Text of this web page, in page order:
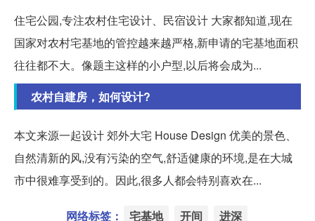
住宅公园,专注农村住宅设计、民宿设计 大家都知道,现在
国家对农村宅基地的管控越来越严格,新申请的宅基地面积
往往都不大。像题主这样的小户型,以后将会成为...
农村自建房，如何设计?
本文来源一起设计 郊外大宅 House Design 优美的景色、
自然清新的风,没有污染的空气,舒适健康的环境,是在大城
市中很难享受到的。因此,很多人都会特别喜欢在...
网络标签： 宅基地 开间 进深